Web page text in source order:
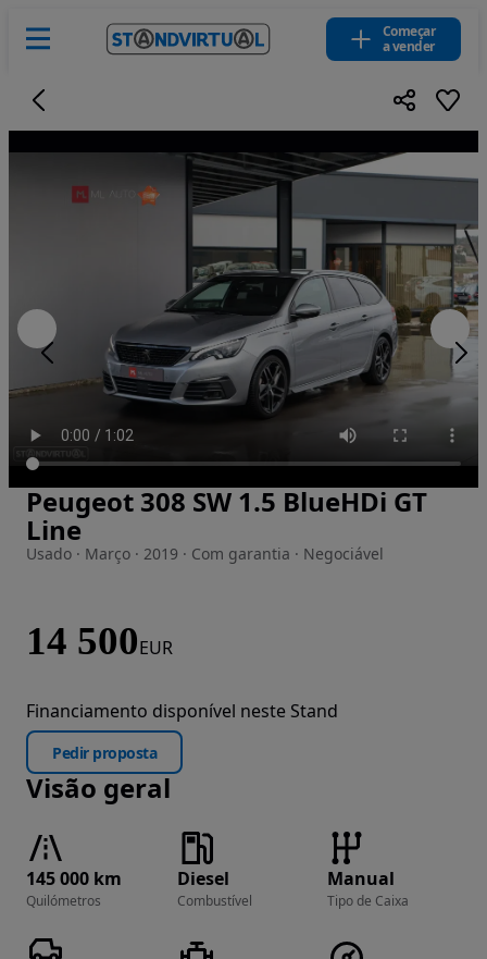
Começar
a vender
Imagem 1 de 22
Peugeot 308 SW 1.5 BlueHDi GT
Line
Usado · Março · 2019 · Com garantia · Negociável
14 500EUR
Financiamento disponível neste Stand
Pedir proposta
Visão geral
145 000 km
Quilómetros
Diesel
Combustível
Manual
Tipo de Caixa